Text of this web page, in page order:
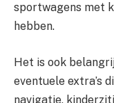
sportwagens met
hebben.
Het is ook
eventuele extra’s
navigatie,